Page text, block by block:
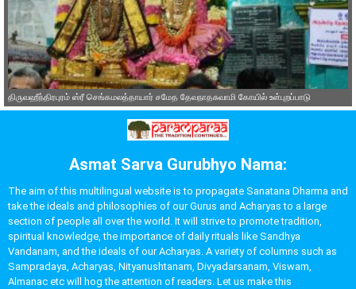
திருவஹீந்திரபுரம் ஸ்ரீ செங்கமலத்தாயார் சமேத தேவநாதசுவாமி கோயில் உள்புறப்பாடு
Asmat Sarva Gurubhyo Nama:
The aim of this multilingual website is to propagate Sanatana Dharma and
take the ideals and philosophies of our Gurus and Acharyas to a large
section of people all over the world. It will strive to promote tradition,
spiritual knowledge, the importance of daily rituals like Sandhya
Vandanam, and the ideals of our Acharyas. A variety of columns such as
Sampradaya, Acharyas, Nityanushtanam, Divyadarsanam, Viswam,
Almanac etc will hog the attention of readers. Let us make this